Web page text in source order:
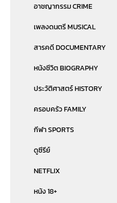
อาชญากรรม CRIME
เพลงดนตรี MUSICAL
สารคดี DOCUMENTARY
หนังชีวิต BIOGRAPHY
ประวัติศาสตร์ HISTORY
ครอบครัว FAMILY
กีฬา SPORTS
ดูซีรีย์
NETFLIX
หนัง 18+